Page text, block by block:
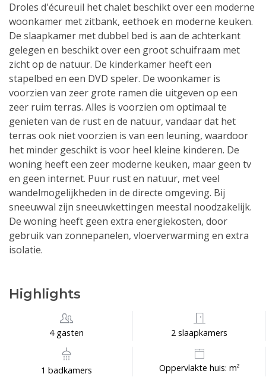
Droles d'écureuil het chalet beschikt over een moderne
woonkamer met zitbank, eethoek en moderne keuken.
De slaapkamer met dubbel bed is aan de achterkant
gelegen en beschikt over een groot schuifraam met
zicht op de natuur. De kinderkamer heeft een
stapelbed en een DVD speler. De woonkamer is
voorzien van zeer grote ramen die uitgeven op een
zeer ruim terras. Alles is voorzien om optimaal te
genieten van de rust en de natuur, vandaar dat het
terras ook niet voorzien is van een leuning, waardoor
het minder geschikt is voor heel kleine kinderen. De
woning heeft een zeer moderne keuken, maar geen tv
en geen internet. Puur rust en natuur, met veel
wandelmogelijkheden in de directe omgeving. Bij
sneeuwval zijn sneeuwkettingen meestal noodzakelijk.
De woning heeft geen extra energiekosten, door
gebruik van zonnepanelen, vloerverwarming en extra
isolatie.
Highlights
4 gasten 2 slaapkamers
1 badkamers Oppervlakte huis: m²